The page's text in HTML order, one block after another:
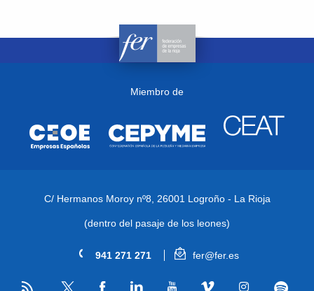
Miembro de
C/ Hermanos Moroy nº8, 26001 Logroño - La Rioja
(dentro del pasaje de los leones)
941 271 271 fer@fer.es
RSS